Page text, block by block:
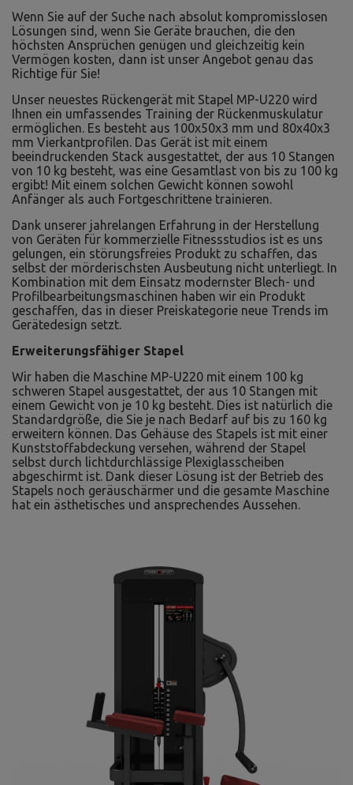
Wenn Sie auf der Suche nach absolut kompromisslosen
Lösungen sind, wenn Sie Geräte brauchen, die den
höchsten Ansprüchen genügen und gleichzeitig kein
Vermögen kosten, dann ist unser Angebot genau das
Richtige für Sie!
Unser neuestes Rückengerät mit Stapel MP-U220 wird
Ihnen ein umfassendes Training der Rückenmuskulatur
ermöglichen. Es besteht aus 100x50x3 mm und 80x40x3
mm Vierkantprofilen. Das Gerät ist mit einem
beeindruckenden Stack ausgestattet, der aus 10 Stangen
von 10 kg besteht, was eine Gesamtlast von bis zu 100 kg
ergibt! Mit einem solchen Gewicht können sowohl
Anfänger als auch Fortgeschrittene trainieren.
Dank unserer jahrelangen Erfahrung in der Herstellung
von Geräten für kommerzielle Fitnessstudios ist es uns
gelungen, ein störungsfreies Produkt zu schaffen, das
selbst der mörderischsten Ausbeutung nicht unterliegt. In
Kombination mit dem Einsatz modernster Blech- und
Profilbearbeitungsmaschinen haben wir ein Produkt
geschaffen, das in dieser Preiskategorie neue Trends im
Gerätedesign setzt.
Erweiterungsfähiger Stapel
Wir haben die Maschine MP-U220 mit einem 100 kg
schweren Stapel ausgestattet, der aus 10 Stangen mit
einem Gewicht von je 10 kg besteht. Dies ist natürlich die
Standardgröße, die Sie je nach Bedarf auf bis zu 160 kg
erweitern können. Das Gehäuse des Stapels ist mit einer
Kunststoffabdeckung versehen, während der Stapel
selbst durch lichtdurchlässige Plexiglasscheiben
abgeschirmt ist. Dank dieser Lösung ist der Betrieb des
Stapels noch geräuschärmer und die gesamte Maschine
hat ein ästhetisches und ansprechendes Aussehen.